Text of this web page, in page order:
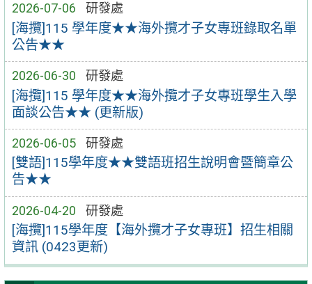
2026-07-06 研發處
[海攬]115 學年度★★海外攬才子女專班錄取名單
公告★★
2026-06-30 研發處
[海攬]115 學年度★★海外攬才子女專班學生入學
面談公告★★ (更新版)
2026-06-05 研發處
[雙語]115學年度★★雙語班招生說明會暨簡章公
告★★
2026-04-20 研發處
[海攬]115學年度【海外攬才子女專班】招生相關
資訊 (0423更新)